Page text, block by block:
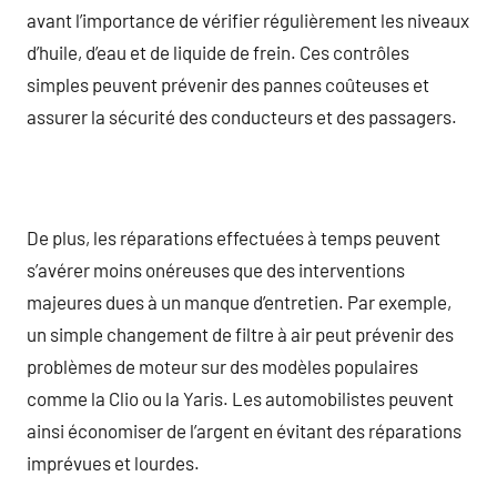
avant l’importance de vérifier régulièrement les niveaux
d’huile, d’eau et de liquide de frein. Ces contrôles
simples peuvent prévenir des pannes coûteuses et
assurer la sécurité des conducteurs et des passagers.
De plus, les réparations effectuées à temps peuvent
s’avérer moins onéreuses que des interventions
majeures dues à un manque d’entretien. Par exemple,
un simple changement de filtre à air peut prévenir des
problèmes de moteur sur des modèles populaires
comme la Clio ou la Yaris. Les automobilistes peuvent
ainsi économiser de l’argent en évitant des réparations
imprévues et lourdes.